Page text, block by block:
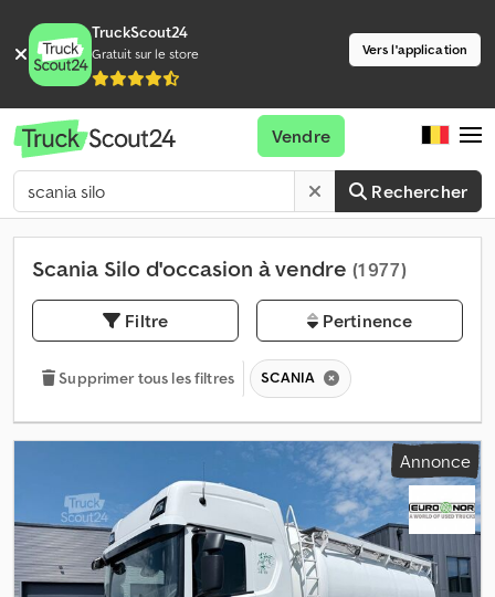
TruckScout24
Gratuit sur le store Vers l'application
Rechercher
Vendre
Scania Silo d'occasion à vendre (1 977)
Filtre Pertinence
Supprimer tous les filtres SCANIA
Annonce